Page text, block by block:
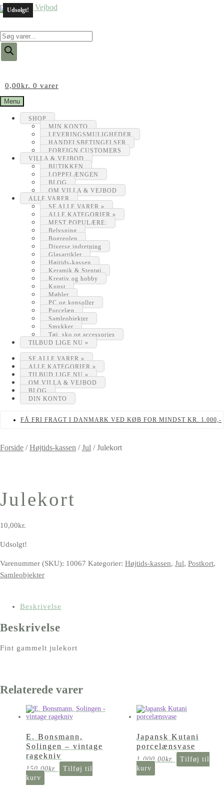
Products
search
0,00kr. 0 varer
Menu
SHOP
MIN KONTO
LEVERINGSMULIGHEDER
HANDELSBETINGELSER
FOREIGN CUSTOMERS
VILLA & VEJBOD
BUTIKKEN
LOPPELÆNGEN
BLOG
OM VILLA & VEJBOD
ALLE VARER
SE ALLE VARER »
ALLE KATEGORIER »
MEST POPULÆRE:
Belysning
Bogreolen
Diverse indretning
Glasartikler
Højtids-kassen
Keramik & Stentøj
Kreativ og hobby
Kunst
Møbler
PC og konsoller
Porcelæn
Samleobjekter
Smykker
Tøj, sko og accessories
TILBUD LIGE NU »
SE ALLE VARER »
ALLE KATEGORIER »
TILBUD LIGE NU »
OM VILLA & VEJBOD
BLOG
DIN KONTO
FÅ FRI FRAGT I DANMARK VED KØB FOR MINDST KR. 1.000,-
Forside /Højtids-kassen /Jul /Julekort
Udsolgt!
Julekort
10,00kr.
Udsolgt!
Varenummer (SKU): 10067 Kategorier: Højtids-kassen, Jul, Postkort,
Samleobjekter
Beskrivelse
Beskrivelse
Fint gammelt julekort
Relaterede varer
E. Bonsmann,
Solingen – vintage
ragekniv
150,00kr.
Tilføj til
kurv
Japansk Kutani
porcelænsvase
1.000,00kr.
Tilføj til
kurv